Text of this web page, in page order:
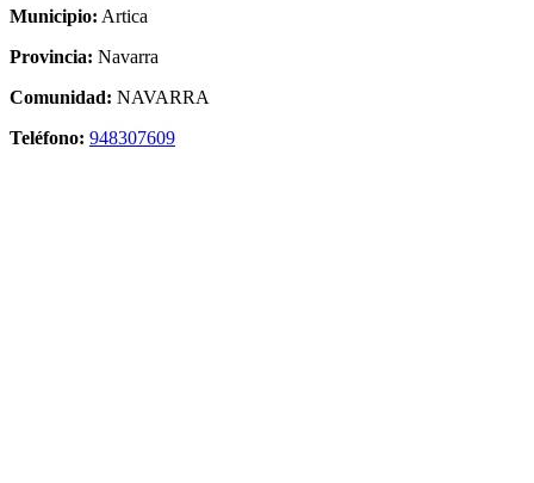
Municipio: Artica
Provincia: Navarra
Comunidad: NAVARRA
Teléfono: 948307609